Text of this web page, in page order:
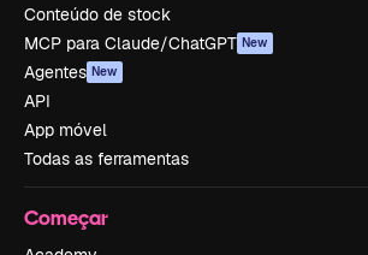
Conteúdo de stock
MCP para Claude/ChatGPT New
Agentes New
API
App móvel
Todas as ferramentas
Começar